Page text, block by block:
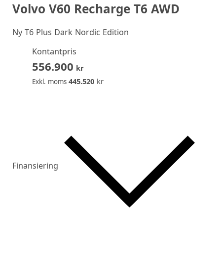
Volvo V60 Recharge T6 AWD
NyT6 Plus Dark Nordic Edition
Kontantpris
556.900 kr
Exkl. moms 445.520kr
Finansiering